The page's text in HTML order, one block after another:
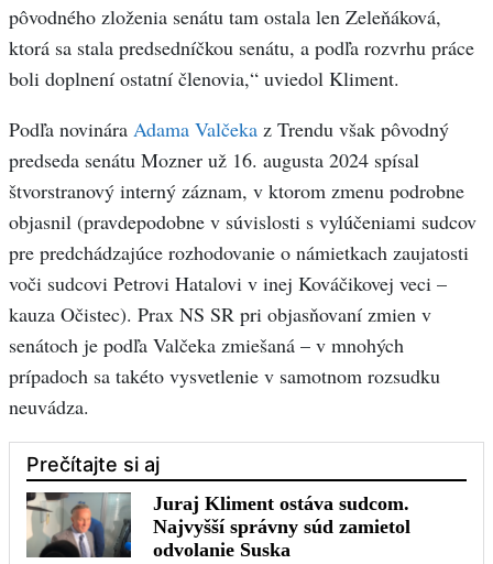
pôvodného zloženia senátu tam ostala len Zeleňáková,
ktorá sa stala predsedníčkou senátu, a podľa rozvrhu práce
boli doplnení ostatní členovia,“ uviedol Kliment.
Podľa novinára Adama Valčeka z Trendu však pôvodný
predseda senátu Mozner už 16. augusta 2024 spísal
štvorstranový interný záznam, v ktorom zmenu podrobne
objasnil (pravdepodobne v súvislosti s vylúčeniami sudcov
pre predchádzajúce rozhodovanie o námietkach zaujatosti
voči sudcovi Petrovi Hatalovi v inej Kováčikovej veci –
kauza Očistec). Prax NS SR pri objasňovaní zmien v
senátoch je podľa Valčeka zmiešaná – v mnohých
prípadoch sa takéto vysvetlenie v samotnom rozsudku
neuvádza.